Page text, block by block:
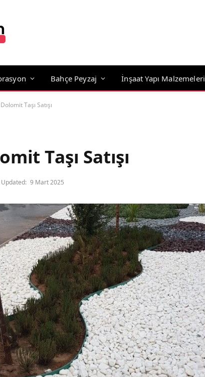
Bahçe Peyzaj İnşaat Yapı Malzemeleri
Taşı Satışı
Taşı Satışı
Updated: 9 Mart 2025